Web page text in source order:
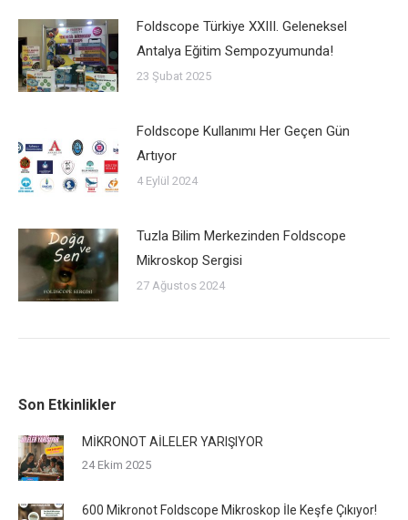
Foldscope Türkiye XXIII. Geleneksel
Antalya Eğitim Sempozyumunda!
23 Şubat 2025
Foldscope Kullanımı Her Geçen Gün
Artıyor
4 Eylül 2024
Tuzla Bilim Merkezinden Foldscope
Mikroskop Sergisi
27 Ağustos 2024
Son Etkinlikler
MİKRONOT AİLELER YARIŞIYOR
24 Ekim 2025
600 Mikronot Foldscope Mikroskop İle Keşfe Çıkıyor!